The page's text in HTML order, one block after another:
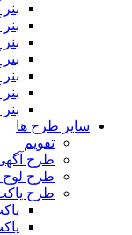
سایر طرح ها
تقویم
طرح
طرح لوح
طرح